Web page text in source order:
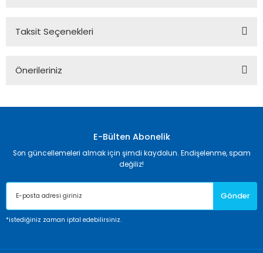
Taksit Seçenekleri
Önerileriniz
Görüş ve önerileriniz için teşekkür ederiz.
Ürün resmi kalitesiz, bozuk veya görüntülenemiyor.
Ürün açıklamasında eksik bilgiler bulunuyor.
Ürün bilgilerinde hatalar bulunuyor.
Ürün fiyatı diğer sitelerden daha pahalı.
E-Bülten Abonelik
Son güncellemeleri almak için şimdi kaydolun. Endişelenme, spam
değiliz!
Gönder
*istediğiniz zaman iptal edebilirsiniz.